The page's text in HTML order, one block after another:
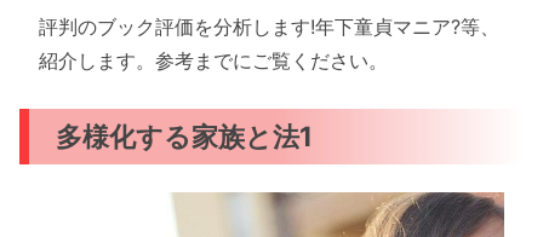
評判のブック評価を分析します!年下童貞マニア?等、
紹介します。参考までにご覧ください。
多様化する家族と法1